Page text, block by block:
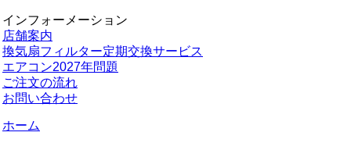
インフォーメーション
店舗案内
換気扇フィルター定期交換サービス
エアコン2027年問題
ご注文の流れ
お問い合わせ
ホーム